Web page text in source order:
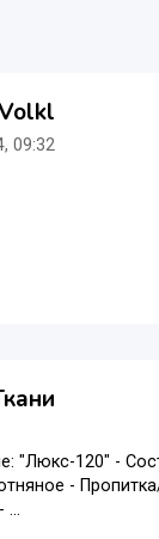
09:32
"Люкс-120" -
-
...